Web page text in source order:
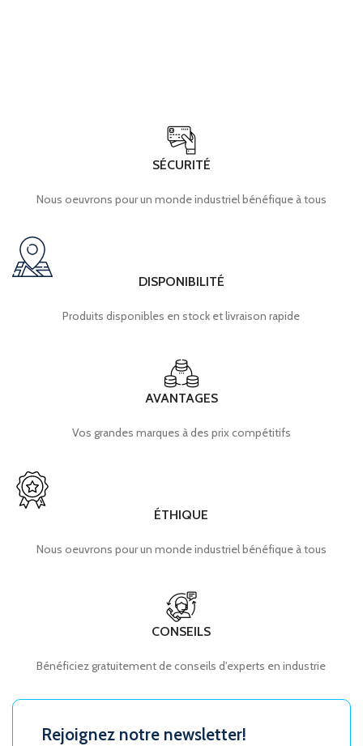
SÉCURITÉ
Nous oeuvrons pour un monde industriel bénéfique à tous
DISPONIBILITÉ
Produits disponibles en stock et livraison rapide
AVANTAGES
Vos grandes marques à des prix compétitifs
ÉTHIQUE
Nous oeuvrons pour un monde industriel bénéfique à tous
CONSEILS
Bénéficiez gratuitement de conseils d'experts en industrie
Rejoignez notre newsletter!